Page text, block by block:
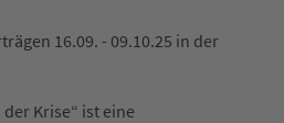
16.09. - 09.10.25 in der
der Krise“ ist eine